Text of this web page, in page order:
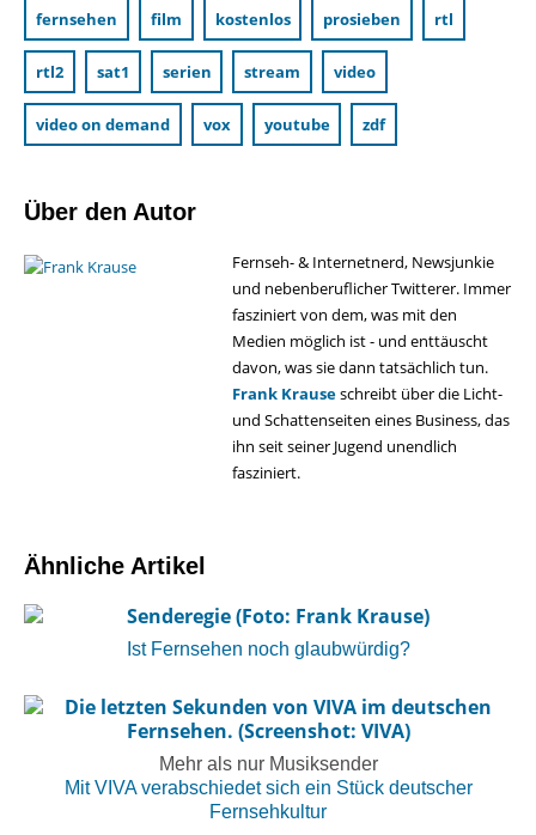
fernsehen film kostenlos prosieben rtl
rtl2 sat1 serien stream video
video on demand vox youtube zdf
Über den Autor
Fernseh- & Internetnerd, Newsjunkie
und nebenberuflicher Twitterer. Immer
fasziniert von dem, was mit den
Medien möglich ist - und enttäuscht
davon, was sie dann tatsächlich tun.
Frank Krauseschreibt über die Licht-
und Schattenseiten eines Business, das
ihn seit seiner Jugend unendlich
fasziniert.
Ähnliche Artikel
Ist Fernsehen noch glaubwürdig?
Mehr als nur Musiksender
Mit VIVA verabschiedet sich ein Stück deutscher
Fernsehkultur